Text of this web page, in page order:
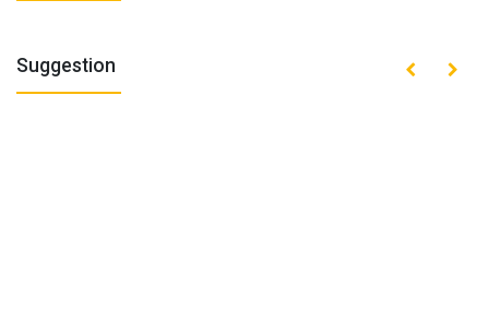
Suggestion